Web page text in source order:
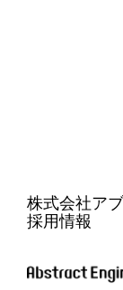
株式会社ア
採用情報